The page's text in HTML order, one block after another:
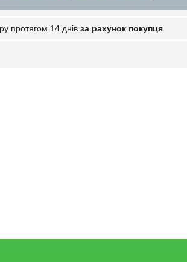
протягом 14 днів за рахунок покупця